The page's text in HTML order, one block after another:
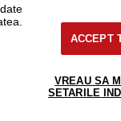
support@sfatulmedicului.ro
0374 109 268
ACCEPT
VREAU SA
SETARILE